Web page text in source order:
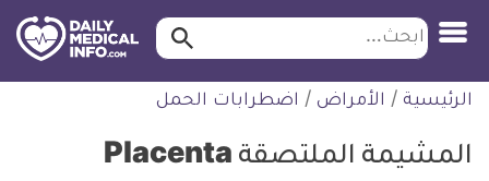
التخطي
للمحتوى
ابحث ابحث…
الرئيسية / الأمراض / اضطرابات الحمل
المشيمة الملتصقة Placenta